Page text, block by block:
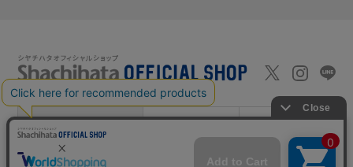
新規会員登録 カート ログイン
ショッピングガイド よくあるご質問 会社案内